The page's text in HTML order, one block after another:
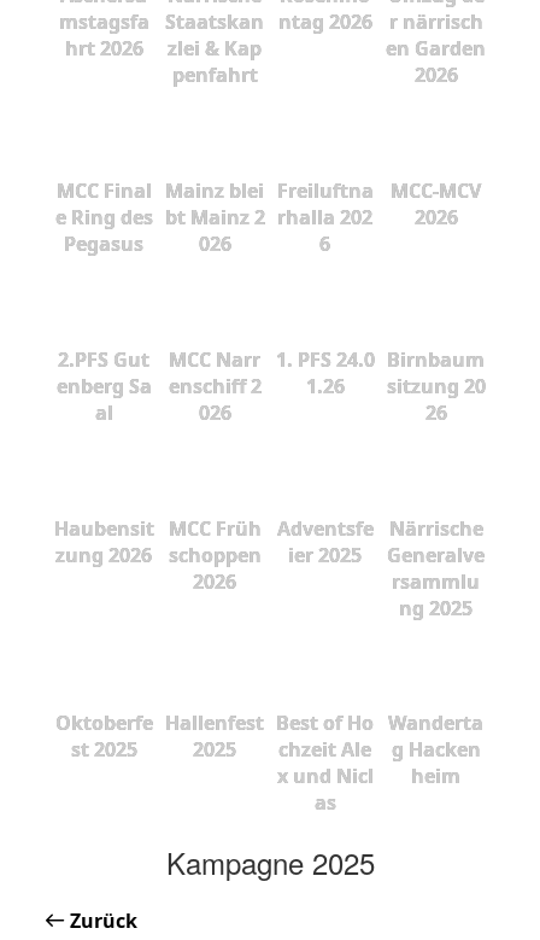
mstagsfa
hrt 2026
Staatskan
zlei & Kap
penfahrt
ntag 2026
r närrisch
en Garden
2026
MCC Final
e Ring des
Pegasus
Mainz blei
bt Mainz 2
026
Freiluftna
rhalla 202
6
MCC-MCV
2026
2.PFS Gut
enberg Sa
al
MCC Narr
enschiff 2
026
1. PFS 24.0
1.26
Birnbaum
sitzung 20
26
Haubensit
zung 2026
MCC Früh
schoppen
2026
Adventsfe
ier 2025
Närrische
Generalve
rsammlu
ng 2025
Oktoberfe
st 2025
Hallenfest
2025
Best of Ho
chzeit Ale
x und Nicl
as
Wanderta
g Hacken
heim
Kampagne 2025
Zurück